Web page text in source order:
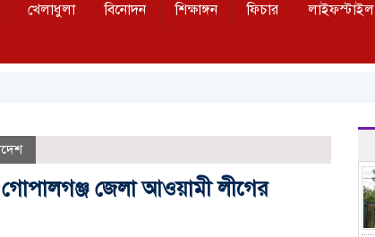
খেলাধুলা বিনোদন শিক্ষাঙ্গন ফিচার লাইফস্টাইল
জেলা আওয়ামী লীগের